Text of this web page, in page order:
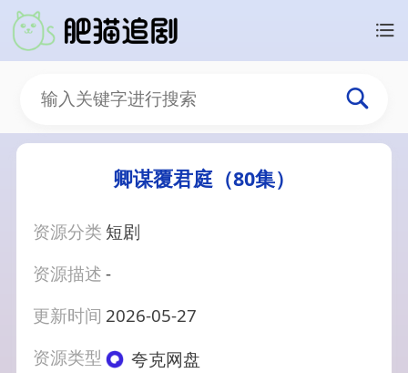
卿谋覆君庭（80集）
资源分类 短剧
资源描述-
更新时间 2026-05-27
资源类型
夸克网盘